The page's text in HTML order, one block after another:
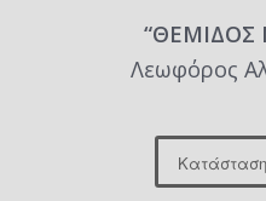
Λεωφόρος